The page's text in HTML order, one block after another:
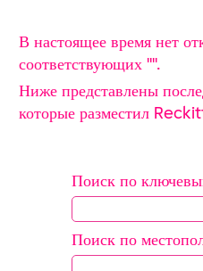
В настоящее время нет
соответствующих "".
Ниже представлены
которые разместил
Поиск по
Поиск по